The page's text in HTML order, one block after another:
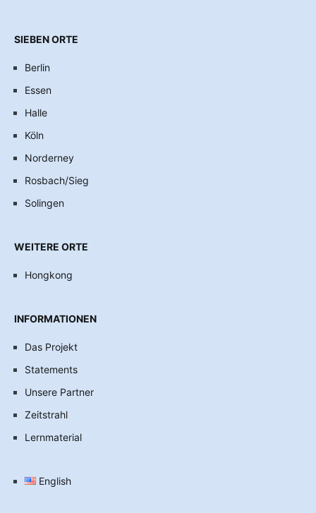
SIEBEN ORTE
Berlin
Essen
Halle
Köln
Norderney
Rosbach/Sieg
Solingen
WEITERE ORTE
Hongkong
INFORMATIONEN
Das Projekt
Statements
Unsere Partner
Zeitstrahl
Lernmaterial
English